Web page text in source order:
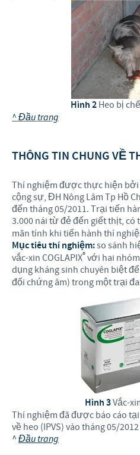
Hình 2Heo bị
^ Đầu trang
THÔNG TIN CHUNG VỀ
Thí nghiệm được thực hiện bởi
cộng sự, ĐH Nông Lâm Tp Hồ
đến tháng 05/2011. Trại tiến
3.000 nái từ đẻ đến giết thịt,
mãn tính khi tiến hành thí
Mục tiêu thí nghiệm:so sánh
vắc-xin COGLAPIX® với hai
dụng kháng sinh chuyên biệt
đối chứng âm) trong một trại
Hình 3Vắc-
Thí nghiệm đã được báo cáo
về heo (IPVS) vào tháng 05/
^Đầu trang